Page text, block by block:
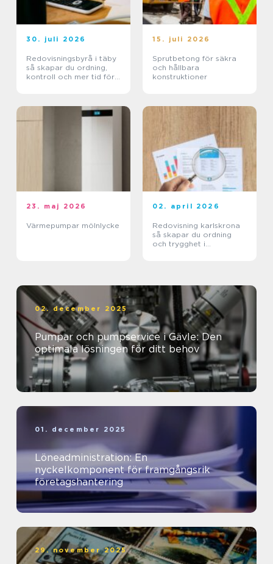
30. juli 2026
Redovisningsbyrå i täby
så skapar du ordning,
kontroll och mer tid för
15. juli 2026
Sprutbetong för säkra
och hållbara
konstruktioner
23. maj 2026
Värmepumpar mölnlycke
02. april 2026
Redovisning karlskrona
så skapar du ordning
och trygghet i
02. december 2025
Pumpar och pumpservice i Gävle: Den
optimala lösningen för ditt behov
01. december 2025
Löneadministration: En
nyckelkomponent för framgångsrik
företagshantering
29. november 2025